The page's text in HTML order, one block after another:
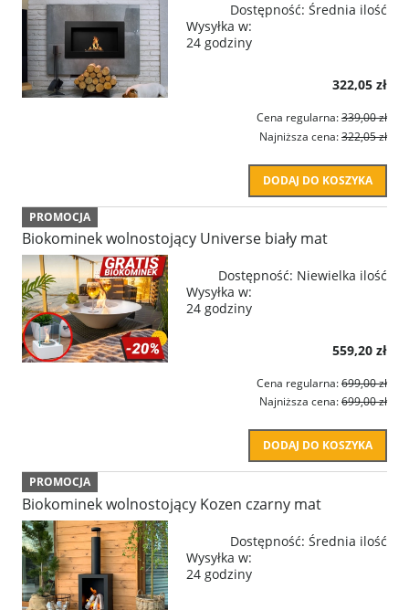
Dostępność: Średnia ilość
Wysyłka w:
24 godziny
322,05 zł
Cena regularna:339,00 zł
Najniższa cena:322,05 zł
DODAJ DO KOSZYKA
Biokominek wolnostojący Universe biały mat
Dostępność: Niewielka ilość
Wysyłka w:
24 godziny
559,20 zł
Cena regularna:699,00 zł
Najniższa cena:699,00 zł
DODAJ DO KOSZYKA
PROMOCJA
Biokominek wolnostojący Kozen czarny mat
Dostępność: Średnia ilość
Wysyłka w:
24 godziny
PROMOCJA